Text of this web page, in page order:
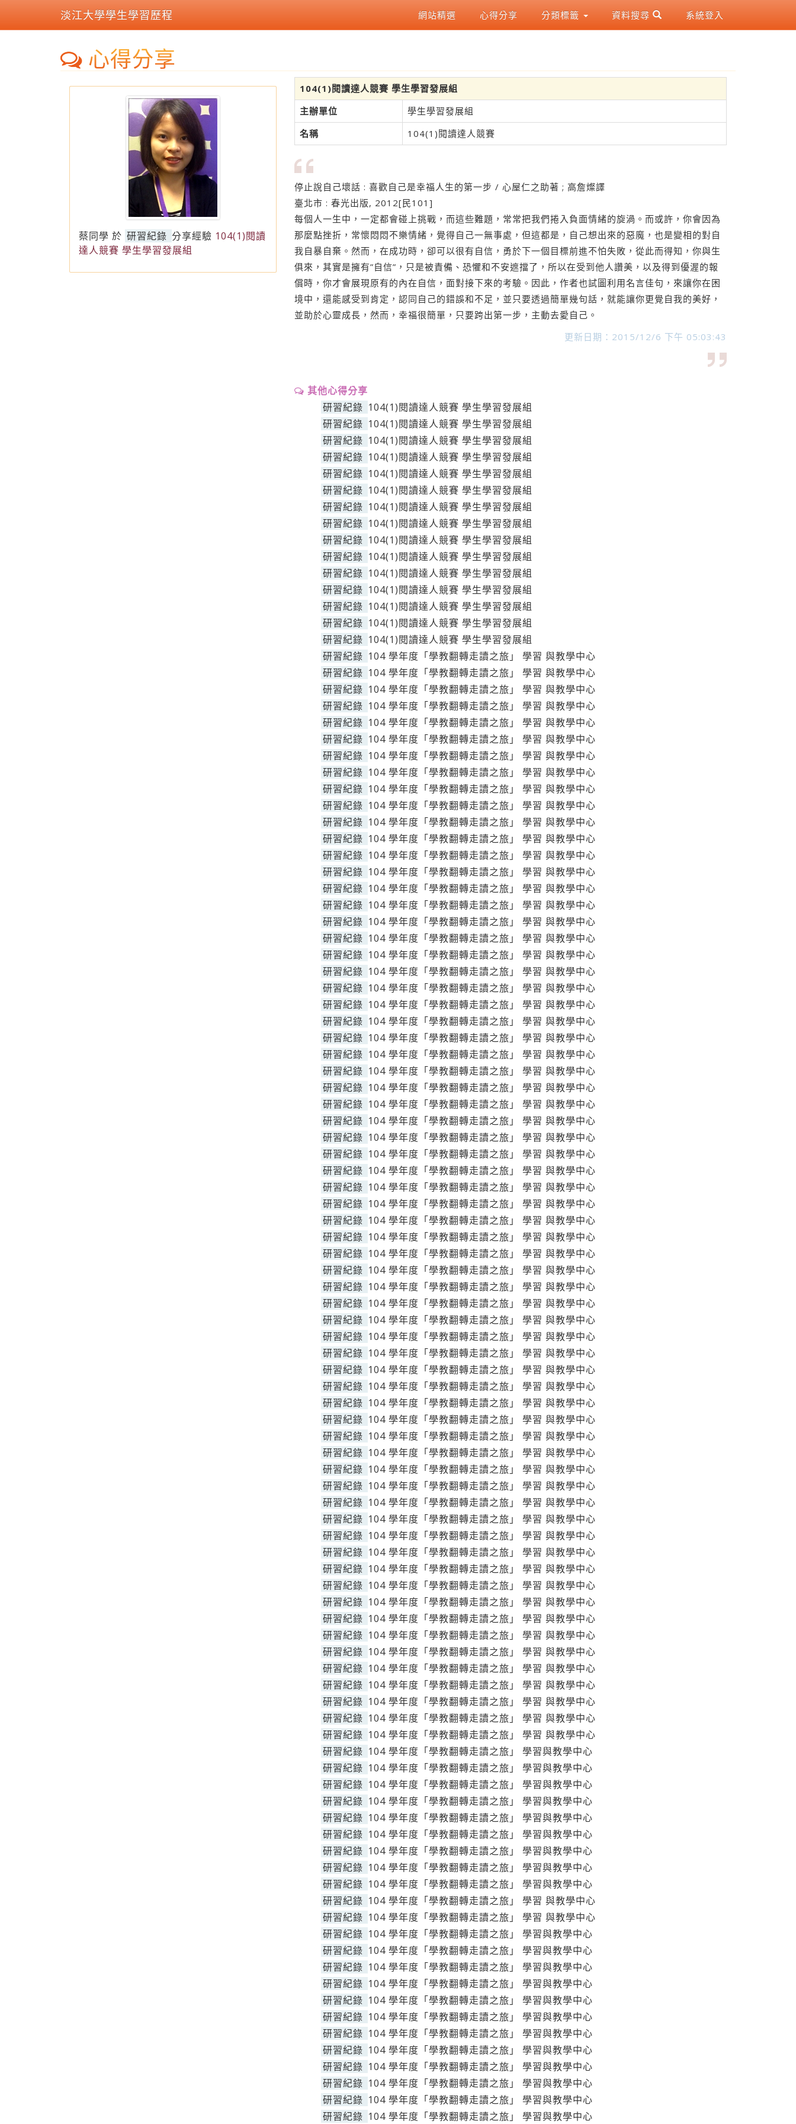
淡江大學學生學習歷程 網站精選 心得分享 分類標籤 資料搜尋 系統登入
心得分享
蔡同學 於 研習紀錄 分享經驗 104(1)閱讀
達人競賽 學生學習發展組
104(1)閱讀達人競賽 學生學習發展組
主辦單位
學生學習發展組
名稱
104(1)閱讀達人競賽
停止說自己壞話 : 喜歡自己是幸福人生的第一步 / 心屋仁之助著 ; 高詹燦譯
臺北市 : 春光出版, 2012[民101]
每個人一生中，一定都會碰上挑戰，而這些難題，常常把我們捲入負面情緒的旋渦。而或許，你會因為
那麼點挫折，常懷悶悶不樂情緒，覺得自己一無事處，但這都是，自己想出來的惡魔，也是變相的對自
我自暴自棄。然而，在成功時，卻可以很有自信，勇於下一個目標前進不怕失敗，從此而得知，你與生
俱來，其實是擁有”自信”，只是被責備、恐懼和不安遮擋了，所以在受到他人讚美，以及得到優渥的報
償時，你才會展現原有的內在自信，面對接下來的考驗。因此，作者也試圖利用名言佳句，來讓你在困
境中，還能感受到肯定，認同自己的錯誤和不足，並只要透過簡單幾句話，就能讓你更覺自我的美好，
並助於心靈成長，然而，幸福很簡單，只要跨出第一步，主動去愛自己。
更新日期：2015/12/6 下午 05:03:43
其他心得分享
研習紀錄 104(1)閱讀達人競賽 學生學習發展組
研習紀錄 104(1)閱讀達人競賽 學生學習發展組
研習紀錄 104(1)閱讀達人競賽 學生學習發展組
研習紀錄 104(1)閱讀達人競賽 學生學習發展組
研習紀錄 104(1)閱讀達人競賽 學生學習發展組
研習紀錄 104(1)閱讀達人競賽 學生學習發展組
研習紀錄 104(1)閱讀達人競賽 學生學習發展組
研習紀錄 104(1)閱讀達人競賽 學生學習發展組
研習紀錄 104(1)閱讀達人競賽 學生學習發展組
研習紀錄 104(1)閱讀達人競賽 學生學習發展組
研習紀錄 104(1)閱讀達人競賽 學生學習發展組
研習紀錄 104(1)閱讀達人競賽 學生學習發展組
研習紀錄 104(1)閱讀達人競賽 學生學習發展組
研習紀錄 104(1)閱讀達人競賽 學生學習發展組
研習紀錄 104(1)閱讀達人競賽 學生學習發展組
研習紀錄 104 學年度「學教翻轉走讀之旅」 學習 與教學中心
研習紀錄 104 學年度「學教翻轉走讀之旅」 學習 與教學中心
研習紀錄 104 學年度「學教翻轉走讀之旅」 學習 與教學中心
研習紀錄 104 學年度「學教翻轉走讀之旅」 學習 與教學中心
研習紀錄 104 學年度「學教翻轉走讀之旅」 學習 與教學中心
研習紀錄 104 學年度「學教翻轉走讀之旅」 學習 與教學中心
研習紀錄 104 學年度「學教翻轉走讀之旅」 學習 與教學中心
研習紀錄 104 學年度「學教翻轉走讀之旅」 學習 與教學中心
研習紀錄 104 學年度「學教翻轉走讀之旅」 學習 與教學中心
研習紀錄 104 學年度「學教翻轉走讀之旅」 學習 與教學中心
研習紀錄 104 學年度「學教翻轉走讀之旅」 學習 與教學中心
研習紀錄 104 學年度「學教翻轉走讀之旅」 學習 與教學中心
研習紀錄 104 學年度「學教翻轉走讀之旅」 學習 與教學中心
研習紀錄 104 學年度「學教翻轉走讀之旅」 學習 與教學中心
研習紀錄 104 學年度「學教翻轉走讀之旅」 學習 與教學中心
研習紀錄 104 學年度「學教翻轉走讀之旅」 學習 與教學中心
研習紀錄 104 學年度「學教翻轉走讀之旅」 學習 與教學中心
研習紀錄 104 學年度「學教翻轉走讀之旅」 學習 與教學中心
研習紀錄 104 學年度「學教翻轉走讀之旅」 學習 與教學中心
研習紀錄 104 學年度「學教翻轉走讀之旅」 學習 與教學中心
研習紀錄 104 學年度「學教翻轉走讀之旅」 學習 與教學中心
研習紀錄 104 學年度「學教翻轉走讀之旅」 學習 與教學中心
研習紀錄 104 學年度「學教翻轉走讀之旅」 學習 與教學中心
研習紀錄 104 學年度「學教翻轉走讀之旅」 學習 與教學中心
研習紀錄 104 學年度「學教翻轉走讀之旅」 學習 與教學中心
研習紀錄 104 學年度「學教翻轉走讀之旅」 學習 與教學中心
研習紀錄 104 學年度「學教翻轉走讀之旅」 學習 與教學中心
研習紀錄 104 學年度「學教翻轉走讀之旅」 學習 與教學中心
研習紀錄 104 學年度「學教翻轉走讀之旅」 學習 與教學中心
研習紀錄 104 學年度「學教翻轉走讀之旅」 學習 與教學中心
研習紀錄 104 學年度「學教翻轉走讀之旅」 學習 與教學中心
研習紀錄 104 學年度「學教翻轉走讀之旅」 學習 與教學中心
研習紀錄 104 學年度「學教翻轉走讀之旅」 學習 與教學中心
研習紀錄 104 學年度「學教翻轉走讀之旅」 學習 與教學中心
研習紀錄 104 學年度「學教翻轉走讀之旅」 學習 與教學中心
研習紀錄 104 學年度「學教翻轉走讀之旅」 學習 與教學中心
研習紀錄 104 學年度「學教翻轉走讀之旅」 學習 與教學中心
研習紀錄 104 學年度「學教翻轉走讀之旅」 學習 與教學中心
研習紀錄 104 學年度「學教翻轉走讀之旅」 學習 與教學中心
研習紀錄 104 學年度「學教翻轉走讀之旅」 學習 與教學中心
研習紀錄 104 學年度「學教翻轉走讀之旅」 學習 與教學中心
研習紀錄 104 學年度「學教翻轉走讀之旅」 學習 與教學中心
研習紀錄 104 學年度「學教翻轉走讀之旅」 學習 與教學中心
研習紀錄 104 學年度「學教翻轉走讀之旅」 學習 與教學中心
研習紀錄 104 學年度「學教翻轉走讀之旅」 學習 與教學中心
研習紀錄 104 學年度「學教翻轉走讀之旅」 學習 與教學中心
研習紀錄 104 學年度「學教翻轉走讀之旅」 學習 與教學中心
研習紀錄 104 學年度「學教翻轉走讀之旅」 學習 與教學中心
研習紀錄 104 學年度「學教翻轉走讀之旅」 學習 與教學中心
研習紀錄 104 學年度「學教翻轉走讀之旅」 學習 與教學中心
研習紀錄 104 學年度「學教翻轉走讀之旅」 學習 與教學中心
研習紀錄 104 學年度「學教翻轉走讀之旅」 學習 與教學中心
研習紀錄 104 學年度「學教翻轉走讀之旅」 學習 與教學中心
研習紀錄 104 學年度「學教翻轉走讀之旅」 學習 與教學中心
研習紀錄 104 學年度「學教翻轉走讀之旅」 學習 與教學中心
研習紀錄 104 學年度「學教翻轉走讀之旅」 學習 與教學中心
研習紀錄 104 學年度「學教翻轉走讀之旅」 學習 與教學中心
研習紀錄 104 學年度「學教翻轉走讀之旅」 學習 與教學中心
研習紀錄 104 學年度「學教翻轉走讀之旅」 學習 與教學中心
研習紀錄 104 學年度「學教翻轉走讀之旅」 學習 與教學中心
研習紀錄 104 學年度「學教翻轉走讀之旅」 學習 與教學中心
研習紀錄 104 學年度「學教翻轉走讀之旅」 學習 與教學中心
研習紀錄 104 學年度「學教翻轉走讀之旅」 學習 與教學中心
研習紀錄 104 學年度「學教翻轉走讀之旅」 學習 與教學中心
研習紀錄 104 學年度「學教翻轉走讀之旅」 學習 與教學中心
研習紀錄 104 學年度「學教翻轉走讀之旅」 學習 與教學中心
研習紀錄 104 學年度「學教翻轉走讀之旅」 學習與教學中心
研習紀錄 104 學年度「學教翻轉走讀之旅」 學習與教學中心
研習紀錄 104 學年度「學教翻轉走讀之旅」 學習與教學中心
研習紀錄 104 學年度「學教翻轉走讀之旅」 學習與教學中心
研習紀錄 104 學年度「學教翻轉走讀之旅」 學習與教學中心
研習紀錄 104 學年度「學教翻轉走讀之旅」 學習與教學中心
研習紀錄 104 學年度「學教翻轉走讀之旅」 學習與教學中心
研習紀錄 104 學年度「學教翻轉走讀之旅」 學習與教學中心
研習紀錄 104 學年度「學教翻轉走讀之旅」 學習與教學中心
研習紀錄 104 學年度「學教翻轉走讀之旅」 學習 與教學中心
研習紀錄 104 學年度「學教翻轉走讀之旅」 學習 與教學中心
研習紀錄 104 學年度「學教翻轉走讀之旅」 學習與教學中心
研習紀錄 104 學年度「學教翻轉走讀之旅」 學習與教學中心
研習紀錄 104 學年度「學教翻轉走讀之旅」 學習與教學中心
研習紀錄 104 學年度「學教翻轉走讀之旅」 學習與教學中心
研習紀錄 104 學年度「學教翻轉走讀之旅」 學習與教學中心
研習紀錄 104 學年度「學教翻轉走讀之旅」 學習與教學中心
研習紀錄 104 學年度「學教翻轉走讀之旅」 學習與教學中心
研習紀錄 104 學年度「學教翻轉走讀之旅」 學習與教學中心
研習紀錄 104 學年度「學教翻轉走讀之旅」 學習與教學中心
研習紀錄 104 學年度「學教翻轉走讀之旅」 學習與教學中心
研習紀錄 104 學年度「學教翻轉走讀之旅」 學習與教學中心
研習紀錄 104 學年度「學教翻轉走讀之旅」 學習與教學中心